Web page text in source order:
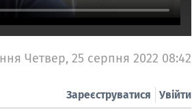
Четвер, 25 серпня 2022 08:42
Увійти
Зареєструватися